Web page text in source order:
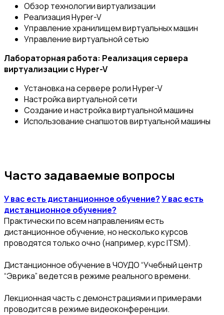
Обзор технологии виртуализации
Реализация Hyper-V
Управление хранилищем виртуальных машин
Управление виртуальной сетью
Лабораторная работа: Реализация сервера
виртуализации с Hyper-V
Установка на сервере роли Hyper-V
Настройка виртуальной сети
Создание и настройка виртуальной машины
Использование снапшотов виртуальной машины
Часто задаваемые вопросы
У вас есть дистанционное обучение?У вас есть
дистанционное обучение?
Практически по всем направлениям есть
дистанционное обучение, но несколько курсов
проводятся только очно (например, курс ITSM).
Дистанционное обучение в ЧОУДО “Учебный центр
“Эврика” ведется в режиме реального времени.
Лекционная часть с демонстрациями и примерами
проводится в режиме видеоконференции.